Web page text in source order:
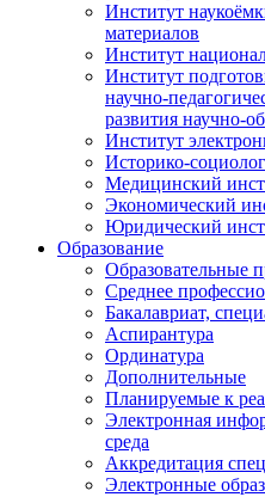
Институт
материалов
Институт
Институт
научно-
развития научно-
Институт
Историко-
Медицинский
Экономический
Юридический
Образование
Образовательные
Среднее
Бакалавриат,
Аспирантура
Ординатура
Дополнительные
Планируемые к
Электронная
среда
Аккредитация
Электронные